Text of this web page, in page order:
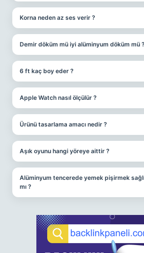
Korna neden az ses verir ?
Demir döküm mü iyi alüminyum döküm mü ?
6 ft kaç boy eder ?
Apple Watch nasıl ölçülür ?
Ürünü tasarlama amacı nedir ?
Aşık oyunu hangi yöreye aittir ?
Alüminyum tencerede yemek pişirmek
mı ?